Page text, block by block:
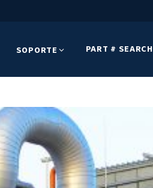
SOPORTE PART # SEARCH